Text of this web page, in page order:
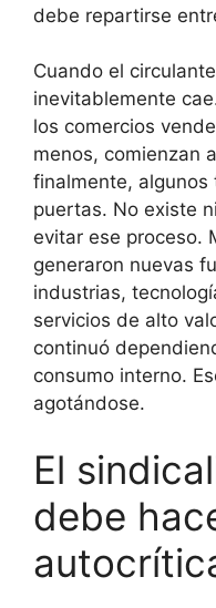
debe repartirse
Cuando el
inevitablemente
los comercios
menos, comienzan
finalmente, algunos
puertas. No existe
evitar ese proceso.
generaron nuevas
industrias,
servicios de alto
continuó
consumo interno.
agotándose.
El
debe